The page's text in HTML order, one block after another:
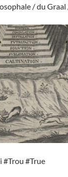
/ du
#Trou #True